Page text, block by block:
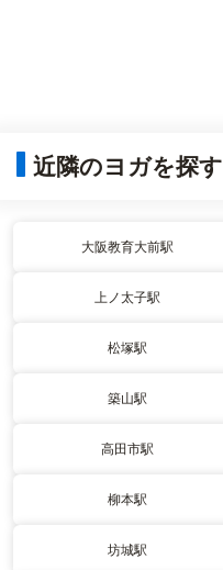
近隣のヨガを探す
大阪教育大前駅
上ノ太子駅
松塚駅
築山駅
高田市駅
柳本駅
坊城駅